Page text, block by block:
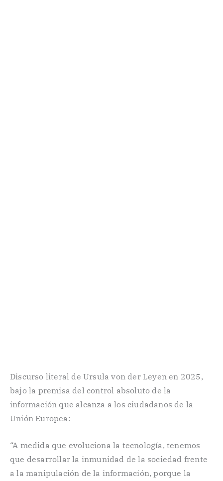
Discurso literal de Ursula von der Leyen en 2025,
bajo la premisa del control absoluto de la
información que alcanza a los ciudadanos de la
Unión Europea:
“A medida que evoluciona la tecnología, tenemos
que desarrollar la inmunidad de la sociedad frente
a la manipulación de la información, porque la